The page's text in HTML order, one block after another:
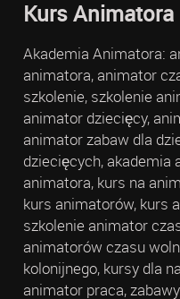
Kurs Animatora
Akademia Animatora:
animatora, animator
szkolenie, szkolenie
animator dziecięcy,
animator zabaw dla
dziecięcych, akademia
animatora, kurs na
kurs animatorów, kurs
szkolenie animator
animatorów czasu
kolonijnego, kursy dla
animator praca,